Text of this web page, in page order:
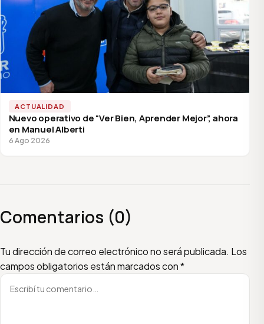
ACTUALIDAD
Nuevo operativo de “Ver Bien, Aprender Mejor”, ahora
en Manuel Alberti
6 Ago 2026
Comentarios (0)
Tu dirección de correo electrónico no será publicada. Los
campos obligatorios están marcados con*
Escribí tu comentario
Nombre
Email